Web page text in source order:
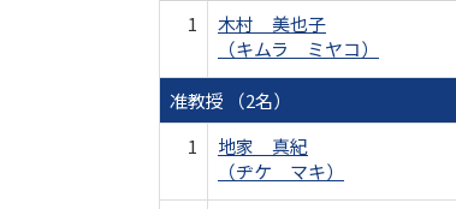
1
木村 美也子
（キムラ ミヤコ）
准教授 （2名）
1
地家 真紀
（ヂケ マキ）